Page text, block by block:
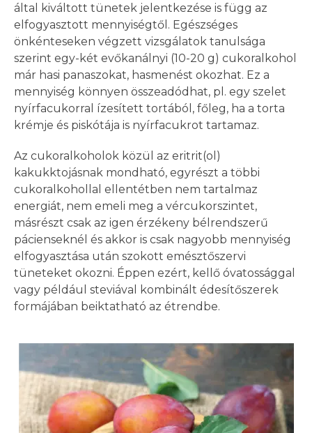
által kiváltott tünetek jelentkezése is függ az
elfogyasztott mennyiségtől. Egészséges
önkénteseken végzett vizsgálatok tanulsága
szerint egy-két evőkanálnyi (10-20 g) cukoralkohol
már hasi panaszokat, hasmenést okozhat. Ez a
mennyiség könnyen összeadódhat, pl. egy szelet
nyírfacukorral ízesített tortából, főleg, ha a torta
krémje és piskótája is nyírfacukrot tartamaz.
Az cukoralkoholok közül az eritrit(ol)
kakukktojásnak mondható, egyrészt a többi
cukoralkohollal ellentétben nem tartalmaz
energiát, nem emeli meg a vércukorszintet,
másrészt csak az igen érzékeny bélrendszerű
pácienseknél és akkor is csak nagyobb mennyiség
elfogyasztása után szokott emésztőszervi
tüneteket okozni. Éppen ezért, kellő óvatossággal
vagy például steviával kombinált édesítőszerek
formájában beiktatható az étrendbe.